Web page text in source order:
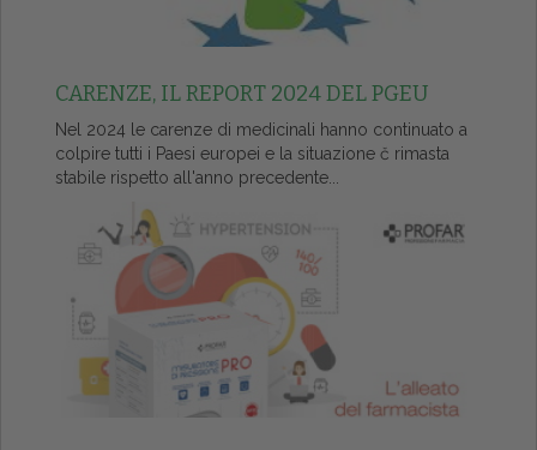
CARENZE, IL REPORT 2024 DEL PGEU
Nel 2024 le carenze di medicinali hanno continuato a
colpire tutti i Paesi europei e la situazione č rimasta
stabile rispetto all'anno precedente...